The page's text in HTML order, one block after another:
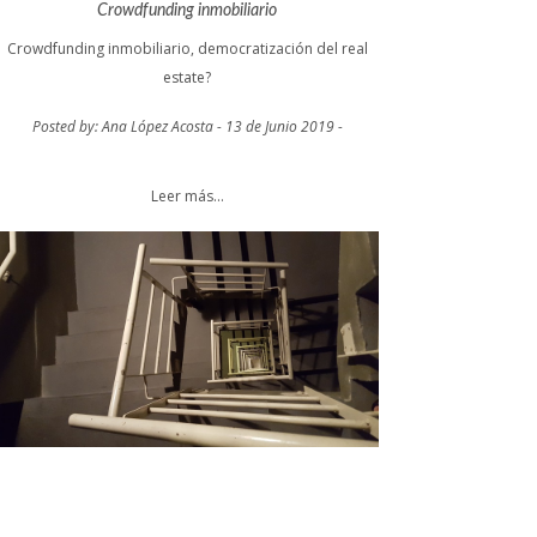
Crowdfunding inmobiliario
Crowdfunding inmobiliario, democratización del real
estate?
Posted by: Ana López Acosta - 13 de Junio 2019 -
Leer más...